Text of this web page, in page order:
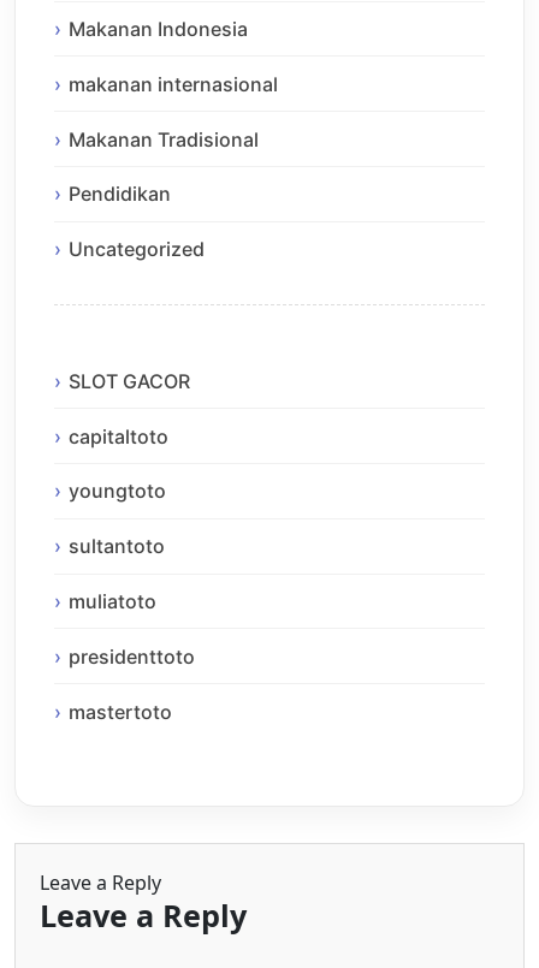
Makanan Indonesia
makanan internasional
Makanan Tradisional
Pendidikan
Uncategorized
SLOT GACOR
capitaltoto
youngtoto
sultantoto
muliatoto
presidenttoto
mastertoto
Leave a Reply
Leave a Reply